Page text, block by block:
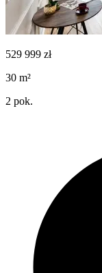
529 999 zł
30 m²
2 pok.